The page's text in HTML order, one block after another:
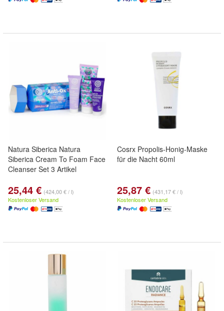
Natura Siberica Natura
Siberica Cream To Foam Face
Cleanser Set 3 Artikel
25,44 € (424,00 € / l)
Kostenloser Versand
Cosrx Propolis-Honig-Maske
für die Nacht 60ml
25,87 € (431,17 € / l)
Kostenloser Versand